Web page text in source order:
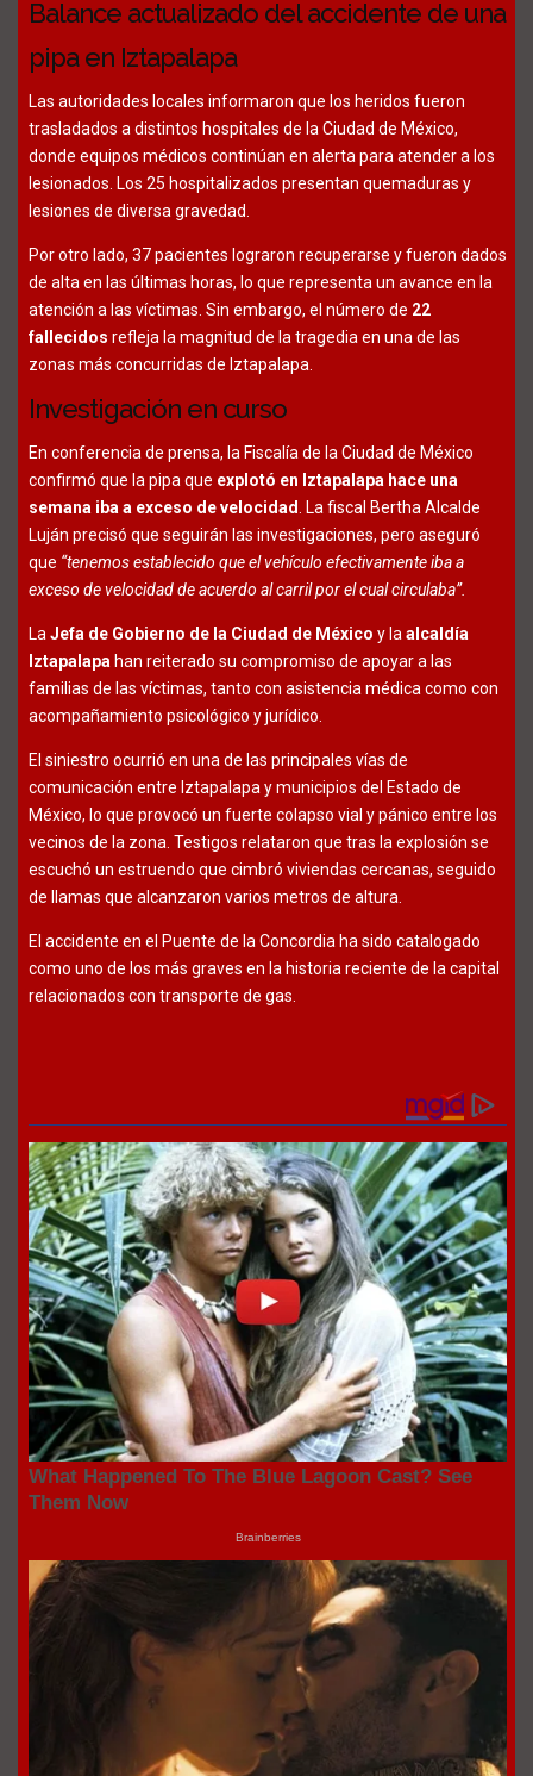
Balance actualizado del accidente de una
pipa en Iztapalapa
Las autoridades locales informaron que los heridos fueron
trasladados a distintos hospitales de la Ciudad de México,
donde equipos médicos continúan en alerta para atender a los
lesionados. Los 25 hospitalizados presentan quemaduras y
lesiones de diversa gravedad.
Por otro lado, 37 pacientes lograron recuperarse y fueron dados
de alta en las últimas horas, lo que representa un avance en la
atención a las víctimas. Sin embargo, el número de 22
fallecidos refleja la magnitud de la tragedia en una de las
zonas más concurridas de Iztapalapa.
Investigación en curso
En conferencia de prensa, la Fiscalía de la Ciudad de México
confirmó que la pipa que explotó en Iztapalapa hace una
semana iba a exceso de velocidad
. La fiscal Bertha Alcalde
Luján precisó que seguirán las investigaciones, pero aseguró
que “tenemos establecido que el vehículo efectivamente iba a
exceso de velocidad de acuerdo al carril por el cual circulaba”.
La Jefa de Gobierno de la Ciudad de México y la alcaldía
Iztapalapa han reiterado su compromiso de apoyar a las
familias de las víctimas, tanto con asistencia médica como con
acompañamiento psicológico y jurídico.
El siniestro ocurrió en una de las principales vías de
comunicación entre Iztapalapa y municipios del Estado de
México, lo que provocó un fuerte colapso vial y pánico entre los
vecinos de la zona. Testigos relataron que tras la explosión se
escuchó un estruendo que cimbró viviendas cercanas, seguido
de llamas que alcanzaron varios metros de altura.
El accidente en el Puente de la Concordia ha sido catalogado
como uno de los más graves en la historia reciente de la capital
relacionados con transporte de gas.